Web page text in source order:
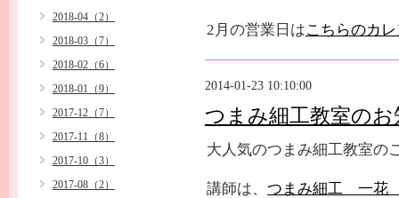
2月の営業日はこちらのカ
2014-01-23 10:10:00
つまみ細工教室の
大人気のつまみ細工教室の
講師は、 つまみ細工 一花
2018-04（2）
2018-03（7）
2018-02（6）
2018-01（9）
2017-12（7）
2017-11（8）
2017-10（3）
2017-08（2）